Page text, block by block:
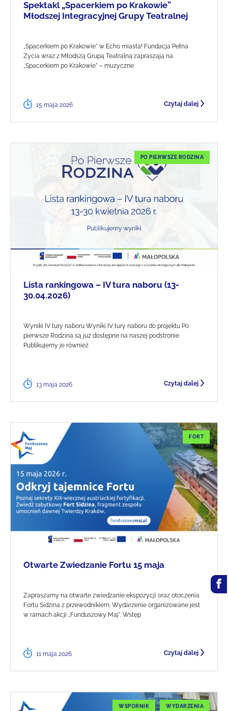
Spektakl „Spacerkiem po Krakowie”
Młodszej Integracyjnej Grupy Teatralnej
„Spacerkiem po Krakowie" w Echo miasta! Fundacja Pełna
Życia wraz z Młodszą Grupą Teatralną zapraszają na
„Spacerkiem po Krakowie" – muzyczne
15 maja 2026 Czytaj dalej
PO PIERWSZE RODZINA
Lista rankingowa – IV tura naboru (13-
30.04.2026)
Wyniki IV tury naboru Wyniki IV tury naboru do projektu Po
pierwsze Rodzina są już dostępne na naszej podstronie.
Publikujemy je również
13 maja 2026 Czytaj dalej
FORT
Otwarte Zwiedzanie Fortu 15 maja
Zapraszamy na otwarte zwiedzanie ekspozycji oraz otoczenia
Fortu Sidzina z przewodnikiem. Wydarzenie organizowane jest
w ramach akcji „Funduszowy Maj". Wstęp
11 maja 2026 Czytaj dalej
WSPORNIK WYDARZENIA